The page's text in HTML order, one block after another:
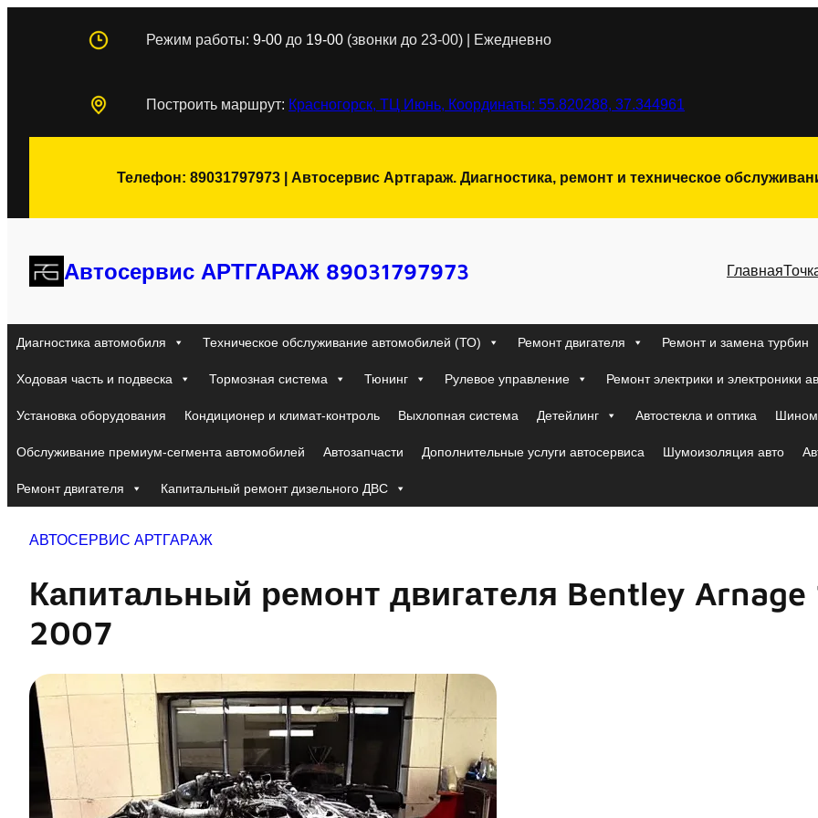
Режим работы: 9-00 до 19-00 (звонки до 23-00) | Ежедневно
Построить маршрут: Красногорск, ТЦ Июнь, Координаты: 55.820288, 37.344961
Телефон: 89031797973 | Автосервис Артгараж. Диагностика, ремонт и техническое
Автосервис АРТГАРАЖ 89031797973 Главная
Диагностика автомобиля Техническое обслуживание автомобилей (ТО) Ремонт двигателя Ремонт и замена турбин
Ходовая часть и подвеска Тормозная система Тюнинг Рулевое управление Ремонт электрики и электроники
Установка оборудования Кондиционер и климат-контроль Выхлопная система Детейлинг Автостекла и оптика
Обслуживание премиум-сегмента автомобилей Автозапчасти Дополнительные услуги автосервиса Шумоизоляция авто
Ремонт двигателя Капитальный ремонт дизельного ДВС
АВТОСЕРВИС АРТГАРАЖ
Капитальный ремонт двигателя Bentley Arnage
2007